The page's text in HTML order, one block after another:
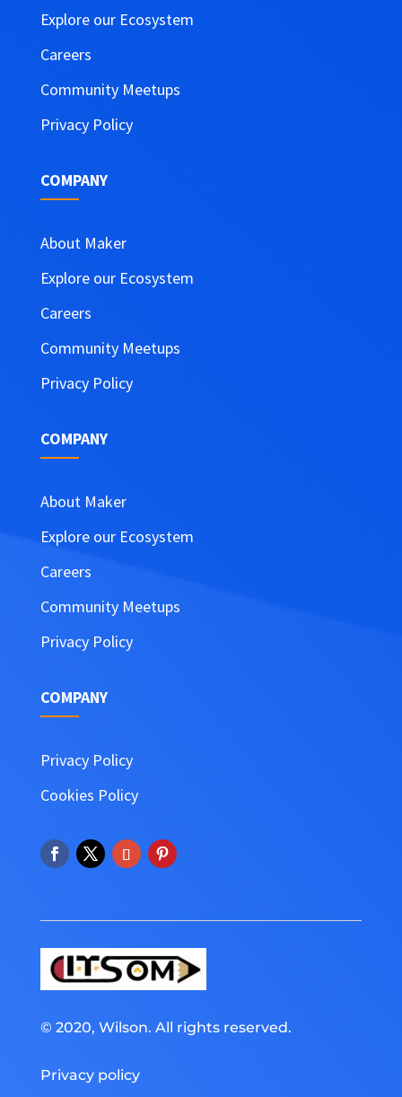
Explore our Ecosystem
Careers
Community Meetups
Privacy Policy
COMPANY
About Maker
Explore our Ecosystem
Careers
Community Meetups
Privacy Policy
COMPANY
About Maker
Explore our Ecosystem
Careers
Community Meetups
Privacy Policy
COMPANY
Privacy Policy
Cookies Policy
© 2020, Wilson. All rights reserved.
Privacy policy